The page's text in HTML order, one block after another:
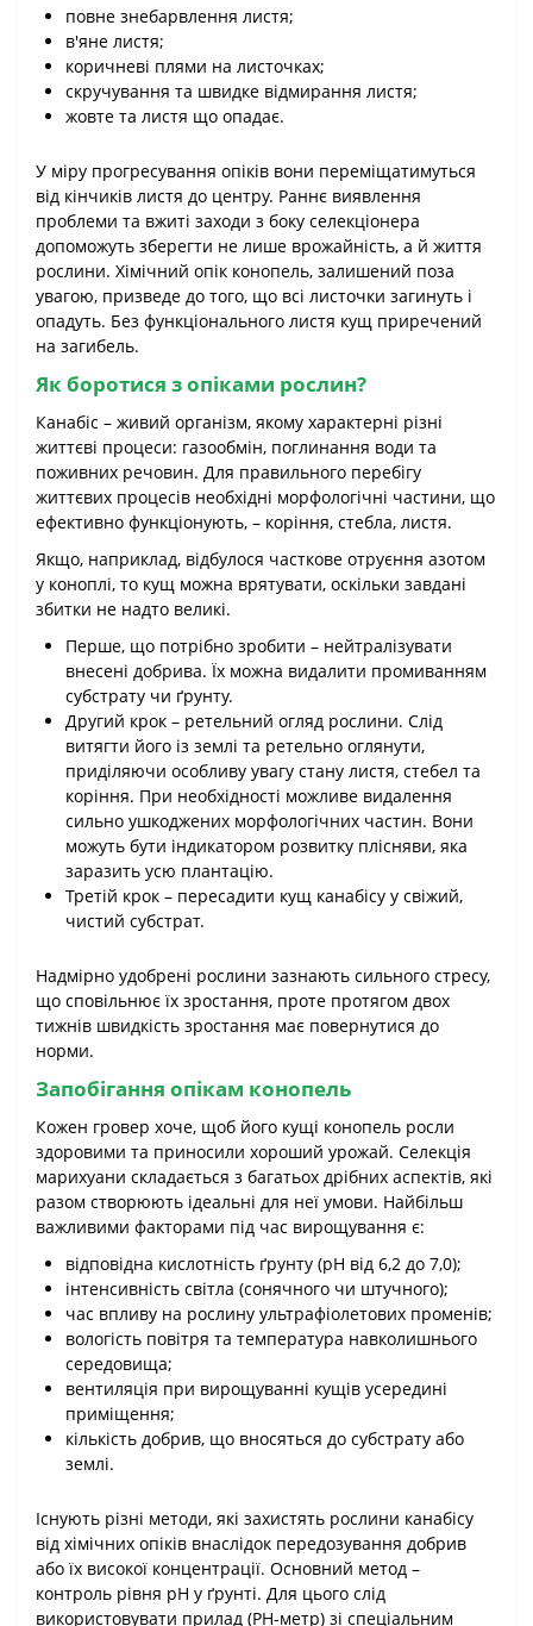
повне знебарвлення листя;
в'яне листя;
коричневі плями на листочках;
скручування та швидке відмирання листя;
жовте та листя що опадає.
У міру прогресування опіків вони переміщатимуться
від кінчиків листя до центру. Раннє виявлення
проблеми та вжиті заходи з боку селекціонера
допоможуть зберегти не лише врожайність, а й життя
рослини. Хімічний опік конопель, залишений поза
увагою, призведе до того, що всі листочки загинуть і
опадуть. Без функціонального листя кущ приречений
на загибель.
Як боротися з опіками рослин?
Канабіс – живий організм, якому характерні різні
життєві процеси: газообмін, поглинання води та
поживних речовин. Для правильного перебігу
життєвих процесів необхідні морфологічні частини, що
ефективно функціонують, – коріння, стебла, листя.
Якщо, наприклад, відбулося часткове отруєння азотом
у коноплі, то кущ можна врятувати, оскільки завдані
збитки не надто великі.
Перше, що потрібно зробити – нейтралізувати
внесені добрива. Їх можна видалити промиванням
субстрату чи ґрунту.
Другий крок – ретельний огляд рослини. Слід
витягти його із землі та ретельно оглянути,
приділяючи особливу увагу стану листя, стебел та
коріння. При необхідності можливе видалення
сильно ушкоджених морфологічних частин. Вони
можуть бути індикатором розвитку плісняви, яка
заразить усю плантацію.
Третій крок – пересадити кущ канабісу у свіжий,
чистий субстрат.
Надмірно удобрені рослини зазнають сильного стресу,
що сповільнює їх зростання, проте протягом двох
тижнів швидкість зростання має повернутися до
норми.
Запобігання опікам конопель
Кожен гровер хоче, щоб його кущі конопель росли
здоровими та приносили хороший урожай. Селекція
марихуани складається з багатьох дрібних аспектів, які
разом створюють ідеальні для неї умови. Найбільш
важливими факторами під час вирощування є:
відповідна кислотність ґрунту (pH від 6,2 до 7,0);
інтенсивність світла (сонячного чи штучного);
час впливу на рослину ультрафіолетових променів;
вологість повітря та температура навколишнього
середовища;
вентиляція при вирощуванні кущів усередині
приміщення;
кількість добрив, що вносяться до субстрату або
землі.
Існують різні методи, які захистять рослини канабісу
від хімічних опіків внаслідок передозування добрив
або їх високої концентрації. Основний метод –
контроль рівня pH у ґрунті. Для цього слід
використовувати прилад (РН-метр) зі спеціальним